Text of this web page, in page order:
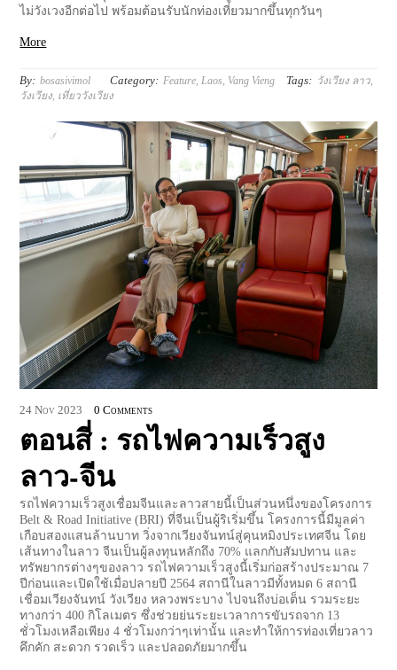
ไม่วังเวงอีกต่อไป พร้อมต้อนรับนักท่องเที่ยวมากขึ้นทุกวันๆ
More
By: bosasivimol Category: Feature Laos Vang Vieng Tags: วังเวียง ลาว,
วังเวียง, เที่ยววังเวียง
24 Nov 2023 0 Comments
ตอนสี่ : รถไฟความเร็วสูง
ลาว-จีน
รถไฟความเร็วสูงเชื่อมจีนและลาวสายนี้เป็นส่วนหนึ่งของโครงการ
Belt & Road Initiative (BRI) ที่จีนเป็นผู้ริเริ่มขึ้น โครงการนี้มีมูลค่า
เกือบสองแสนล้านบาท วิ่งจากเวียงจันทน์สู่คุนหมิงประเทศจีน โดย
เส้นทางในลาว จีนเป็นผู้ลงทุนหลักถึง 70% แลกกับสัมปทาน และ
ทรัพยากรต่างๆของลาว รถไฟความเร็วสูงนี้เริ่มก่อสร้างประมาณ 7
ปีก่อนและเปิดใช้เมื่อปลายปี 2564 สถานีในลาวมีทั้งหมด 6 สถานี
เชื่อมเวียงจันทน์ วังเวียง หลวงพระบาง ไปจนถึงบ่อเต็น รวมระยะ
ทางกว่า 400 กิโลเมตร ซึ่งช่วยย่นระยะเวลาการขับรถจาก 13
ชั่วโมงเหลือเพียง 4 ชั่วโมงกว่าๆเท่านั้น และทำให้การท่องเที่ยวลาว
คึกคัก สะดวก รวดเร็ว และปลอดภัยมากขึ้น